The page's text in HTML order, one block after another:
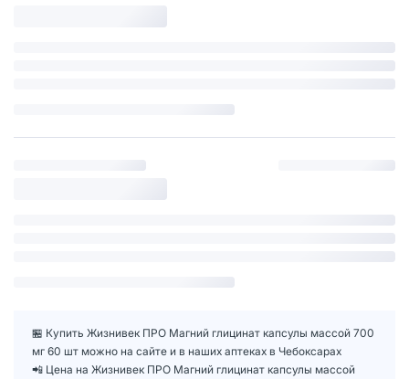
🏪 Купить Жизнивек ПРО Магний глицинат капсулы массой 700
мг 60 шт можно на сайте и в наших аптеках в Чебоксарах
📲 Цена на Жизнивек ПРО Магний глицинат капсулы массой